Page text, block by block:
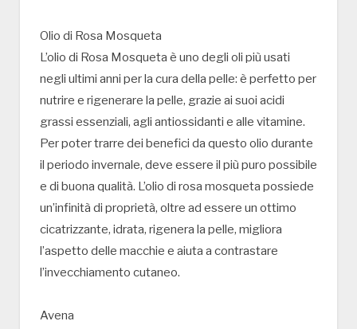
Olio di Rosa Mosqueta
L’olio di Rosa Mosqueta è uno degli oli più usati
negli ultimi anni per la cura della pelle: è perfetto per
nutrire e rigenerare la pelle, grazie ai suoi acidi
grassi essenziali, agli antiossidanti e alle vitamine.
Per poter trarre dei benefici da questo olio durante
il periodo invernale, deve essere il più puro possibile
e di buona qualità. L’olio di rosa mosqueta possiede
un’infinità di proprietà, oltre ad essere un ottimo
cicatrizzante, idrata, rigenera la pelle, migliora
l’aspetto delle macchie e aiuta a contrastare
l’invecchiamento cutaneo.
Avena